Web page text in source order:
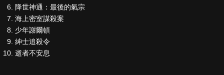
降世神通：最後的氣宗
海上密室謀殺案
少年謝爾頓
紳士追殺令
逝者不安息